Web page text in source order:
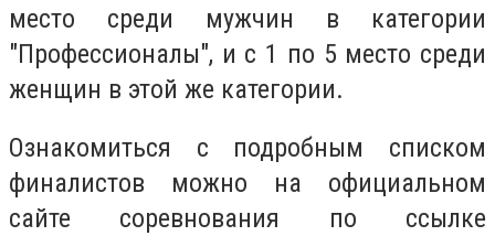
место среди мужчин в категории
"Профессионалы", и с 1 по 5 место среди
женщин в этой же категории.
Ознакомиться с подробным списком
финалистов можно на официальном
сайте соревнования по ссылке